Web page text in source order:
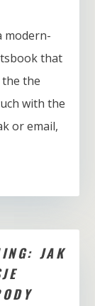
modern-
that
the
with the
or email,
JAK